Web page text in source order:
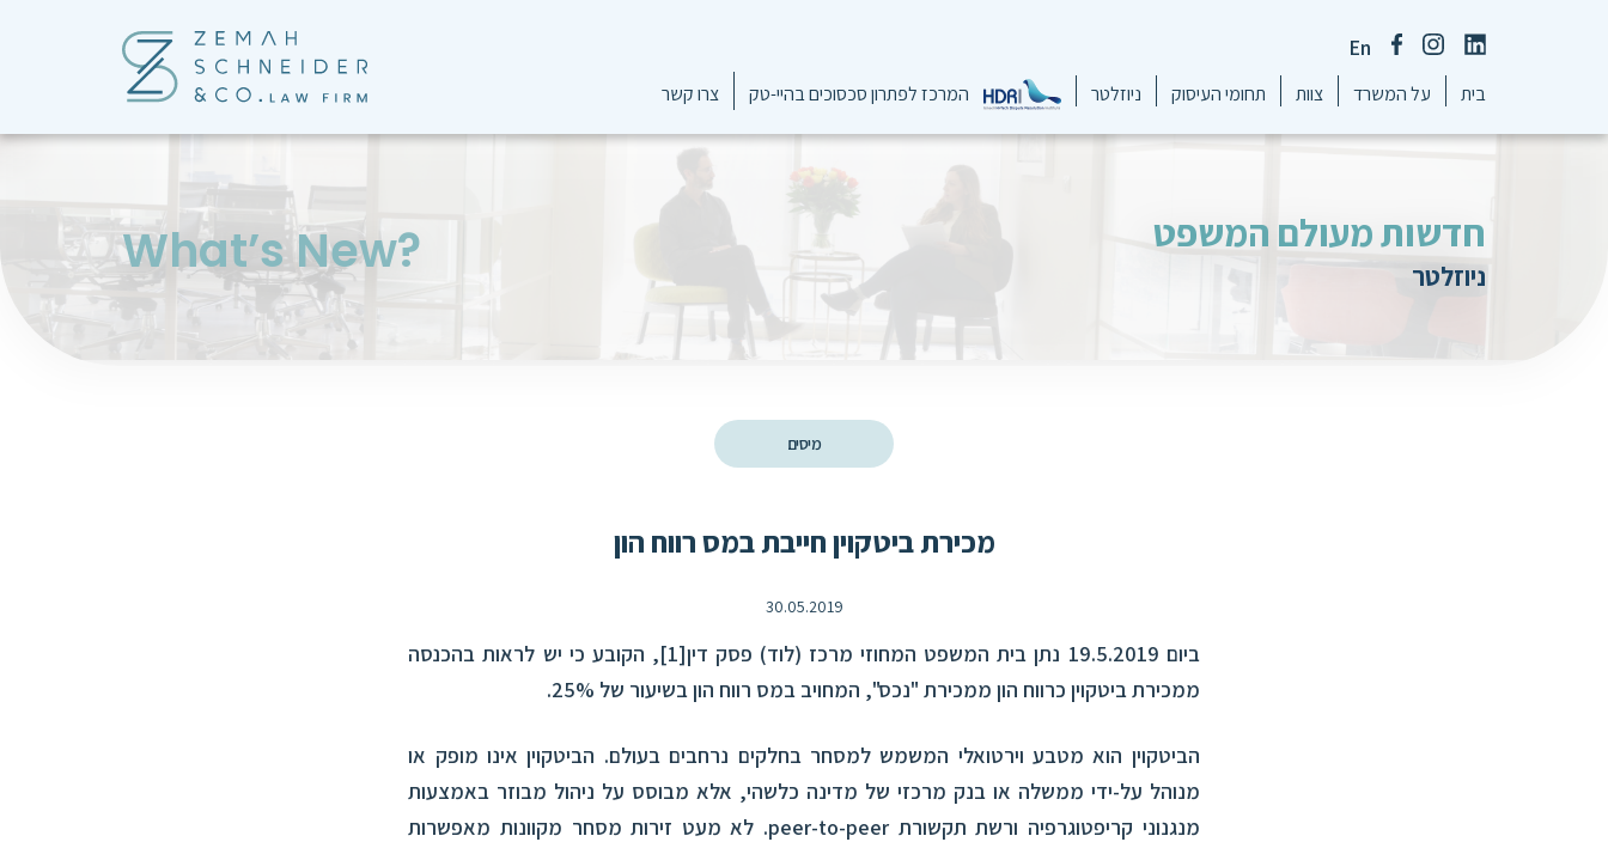
En
בית על המשרד צוות תחומי העיסוק ניוזלטר המרכז לפתרון סכסוכים בהיי-טק צרו קשר
חדשות מעולם המשפט
ניוזלטר ?What’s New
מיסים
מכירת ביטקוין חייבת במס רווח הון
30.05.2019
ביום 19.5.2019 נתן בית המשפט המחוזי מרכז (לוד) פסק דין [1]
, הקובע כי יש לראות בהכנסה
ממכירת ביטקוין כרווח הון ממכירת "נכס", המחויב במס רווח הון בשיעור של 25%.
הביטקוין הוא מטבע וירטואלי המשמש למסחר בחלקים נרחבים בעולם. הביטקוין אינו מופק או
מנוהל על-ידי ממשלה או בנק מרכזי של מדינה כלשהי, אלא מבוסס על ניהול מבוזר באמצעות
מנגנוני קריפטוגרפיה ורשת תקשורת peer-to-peer. לא מעט זירות מסחר מקוונות מאפשרות